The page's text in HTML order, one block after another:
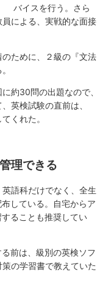
バイスを行う。さら
による、実戦的な面接
ために、２級の『文法
約30問の出題なので、
英検試験の直前は、
くれた。
理できる
語科だけでなく、全生
している。自宅からア
ることも推奨してい
前は、級別の英検ソフ
の学習書で教えていた